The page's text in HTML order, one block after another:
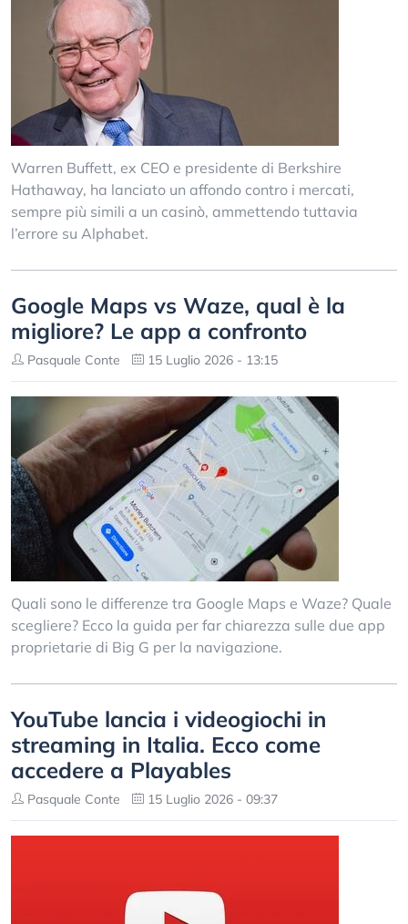
Warren Buffett, ex CEO e presidente di Berkshire
Hathaway, ha lanciato un affondo contro i mercati,
sempre più simili a un casinò, ammettendo tuttavia
l’errore su Alphabet.
Google Maps vs Waze, qual è la
migliore? Le app a confronto
Pasquale Conte 15 Luglio 2026 - 13:15
Quali sono le differenze tra Google Maps e Waze? Quale
scegliere? Ecco la guida per far chiarezza sulle due app
proprietarie di Big G per la navigazione.
YouTube lancia i videogiochi in
streaming in Italia. Ecco come
accedere a Playables
Pasquale Conte 15 Luglio 2026 - 09:37